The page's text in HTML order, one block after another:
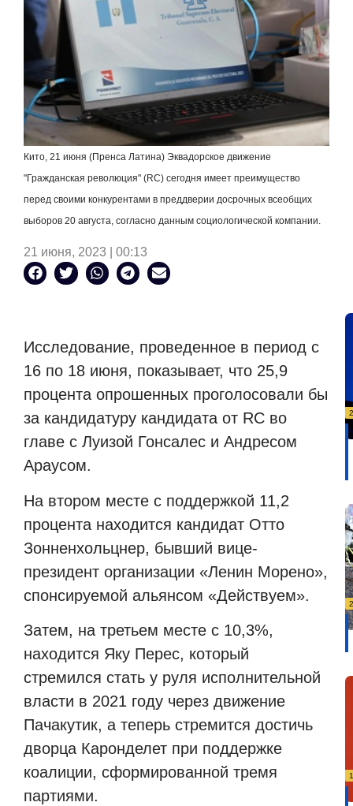
Кито, 21 июня (Пренса Латина) Эквадорское движение
"Гражданская революция" (RC) сегодня имеет преимущество
перед своими конкурентами в преддверии досрочных всеобщих
выборов 20 августа, согласно данным социологической компании.
21 июня, 2023 | 00:13
Исследование, проведенное в период с
16 по 18 июня, показывает, что 25,9
процента опрошенных проголосовали бы
за кандидатуру кандидата от RC во
главе с Луизой Гонсалес и Андресом
Араусом.
На втором месте с поддержкой 11,2
процента находится кандидат Отто
Зонненхольцнер, бывший вице-
президент организации «Ленин Морено»,
спонсируемой альянсом «Действуем».
Затем, на третьем месте с 10,3%,
находится Яку Перес, который
стремился стать у руля исполнительной
власти в 2021 году через движение
Пачакутик, а теперь стремится достичь
дворца Каронделет при поддержке
коалиции, сформированной тремя
партиями.